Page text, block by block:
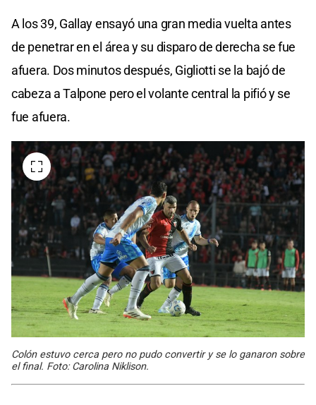
A los 39, Gallay ensayó una gran media vuelta antes
de penetrar en el área y su disparo de derecha se fue
afuera. Dos minutos después, Gigliotti se la bajó de
cabeza a Talpone pero el volante central la pifió y se
fue afuera.
Colón estuvo cerca pero no pudo convertir y se lo ganaron sobre
el final. Foto: Carolina Niklison.